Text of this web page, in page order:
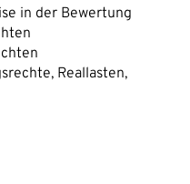
in der Bewertung
Reallasten,